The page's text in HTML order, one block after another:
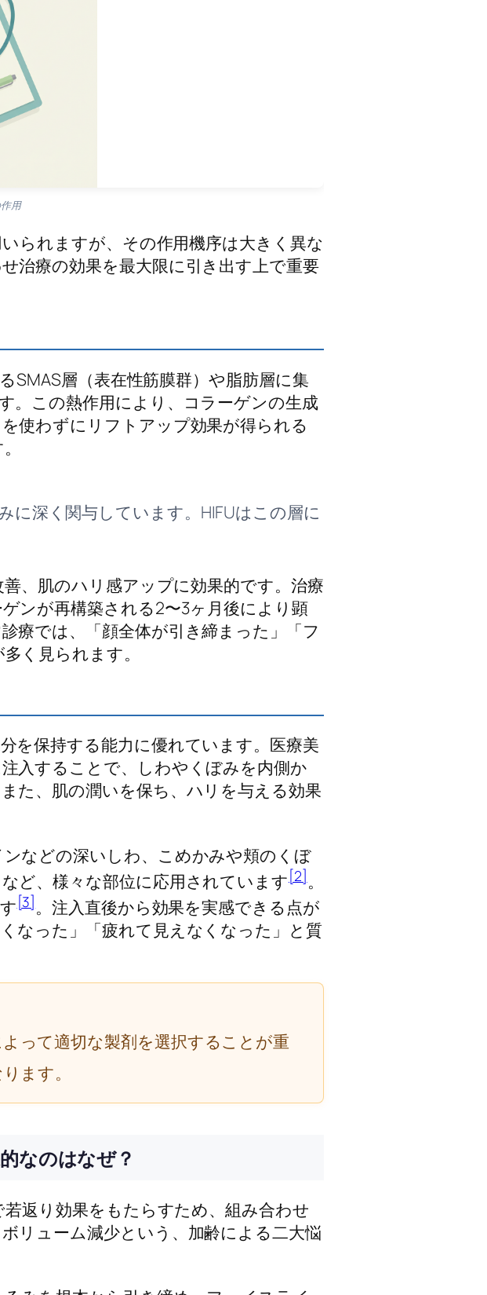
用
られますが、その作用機序は大きく異な
治療の効果を最大限に引き出す上で重要
SMAS層（表在性筋膜群）や脂肪層に集
。この熱作用により、コラーゲンの生成
使わずにリフトアップ効果が得られる
に深く関与しています。HIFUはこの層に
、肌のハリ感アップに効果的です。治療
ンが再構築される2〜3ヶ月後により顕
療では、「顔全体が引き締まった」「フ
く見られます。
を保持する能力に優れています。医療美
入することで、しわやくぼみを内側か
た、肌の潤いを保ち、ハリを与える効果
などの深いしわ、こめかみや頬のくぼ
ど、様々な部位に応用されています[2]。
[3]。注入直後から効果を実感できる点が
なった」「疲れて見えなくなった」と質
って適切な製剤を選択することが重
ます。
なのはなぜ？
返り効果をもたらすため、組み合わせ
リューム減少という、加齢による二大悩